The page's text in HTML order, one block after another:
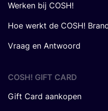
Werken bij COSH!
Hoe werkt de COSH!
Vraag en Antwoord
COSH! GIFT CARD
Gift Card aankopen